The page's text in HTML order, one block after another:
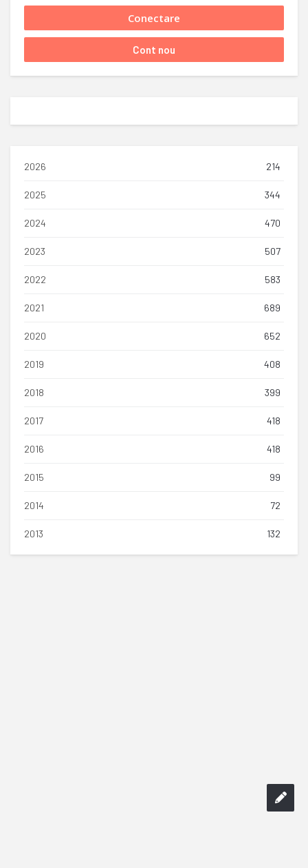
2026 214
2025 344
2024 470
2023 507
2022 583
2021 689
2020 652
2019 408
2018 399
2017 418
2016 418
2015 99
2014 72
2013 132